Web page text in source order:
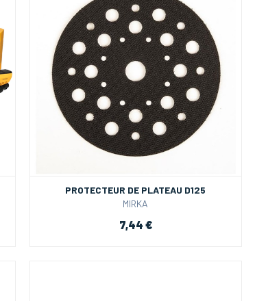
PROTECTEUR DE PLATEAU D125
MIRKA
7,44 €